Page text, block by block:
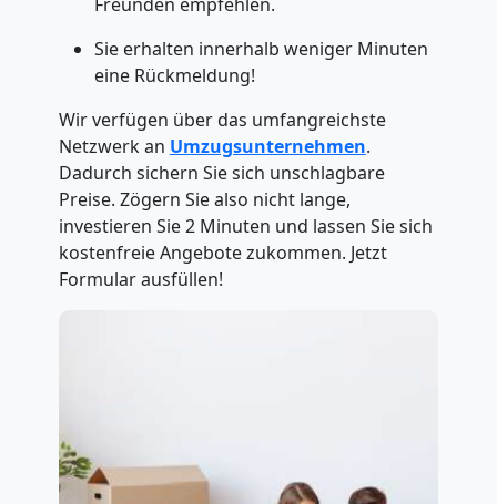
Sie erhalten innerhalb weniger Minuten
eine Rückmeldung!
Wir verfügen über das umfangreichste
Netzwerk an Umzugsunternehmen.
Dadurch sichern Sie sich unschlagbare
Preise. Zögern Sie also nicht lange,
investieren Sie 2 Minuten und lassen Sie sich
kostenfreie Angebote zukommen. Jetzt
Formular ausfüllen!